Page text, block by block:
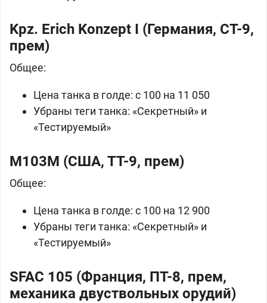
Kpz. Erich Konzept I (Германия, СТ-9,
прем)
Общее:
Цена танка в голде: с 100 на 11 050
Убраны теги танка: «Секретный» и
«Тестируемый»
M103M (США, ТТ-9, прем)
Общее:
Цена танка в голде: с 100 на 12 900
Убраны теги танка: «Секретный» и
«Тестируемый»
SFAC 105 (Франция, ПТ-8, прем,
механика двуствольных орудий)